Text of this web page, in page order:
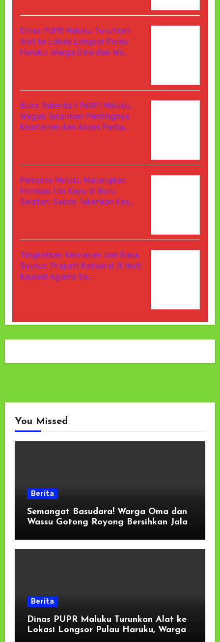
Dinas PUPR Maluku Turunkan
Alat ke Lokasi Longsor Pulau
Haruku, Warga Oma dan Wa…
Buka Rakerda II IWAPI Maluku,
Wagub Tekankan Pentingnya
Keamanan dan Akses Perba…
Pemprov Maluku Matangkan
Hilirisasi Ubi Kayu di Buru
Selatan, Sekda Tekankan Kes…
Tingkatkan Keimanan dan Rasa
Syukur, Prajurit Kodaeral IX Ikuti
Kauseri Agama Se…
You Missed
Berita
Semangat Basudara! Warga Oma dan
Wassu Gotong Royong Bersihkan Jalan
Berita
Dinas PUPR Maluku Turunkan Alat ke
Lokasi Longsor Pulau Haruku, Warga